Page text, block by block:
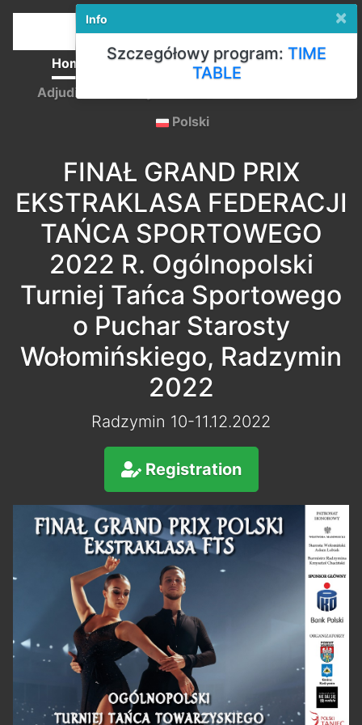
Info ×
Szczegółowy program: TIME
TABLE
Home Registration
Competition Rules
Adjudicators
Polski
FINAŁ GRAND PRIX
EKSTRAKLASA FEDERACJI
TAŃCA SPORTOWEGO
2022 R. Ogólnopolski
Turniej Tańca Sportowego
o Puchar Starosty
Wołomińskiego, Radzymin
2022
Radzymin 10-11.12.2022
Registration